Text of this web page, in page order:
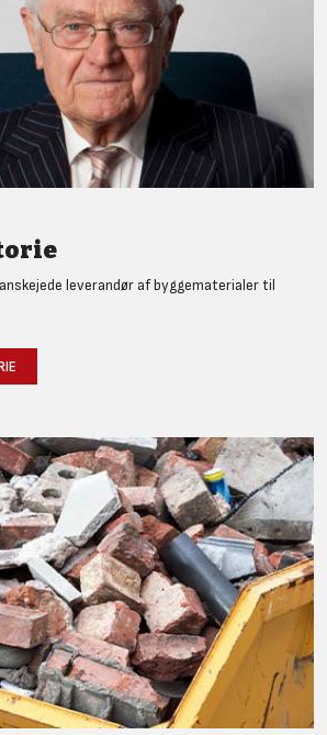
leverandør af byggematerialer til